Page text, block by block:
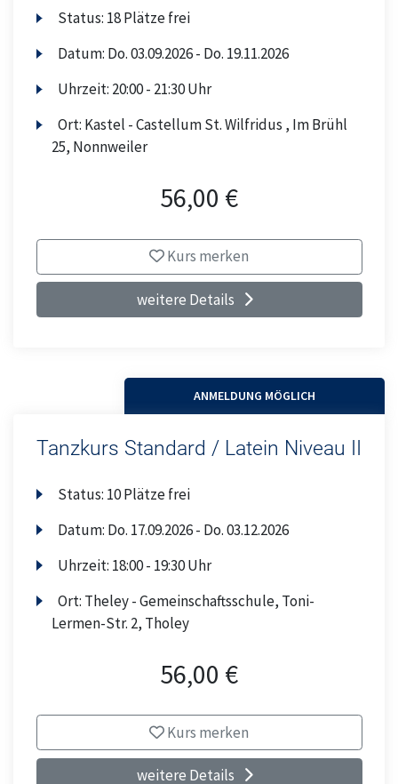
Status: 18 Plätze frei
Datum: Do.03.09.2026 - Do. 19.11.2026
Uhrzeit: 20:00 - 21:30 Uhr
Ort: Kastel - Castellum St. Wilfridus , Im Brühl
25, Nonnweiler
56,00 €
Kurs merken
weitere Details
ANMELDUNG MÖGLICH
Tanzkurs Standard / Latein Niveau II
Status: 10 Plätze frei
Datum: Do. 17.09.2026 - Do.03.12.2026
Uhrzeit: 18:00 - 19:30 Uhr
Ort: Theley - Gemeinschaftsschule, Toni-
Lermen-Str. 2, Tholey
56,00 €
Kurs merken
weitere Details